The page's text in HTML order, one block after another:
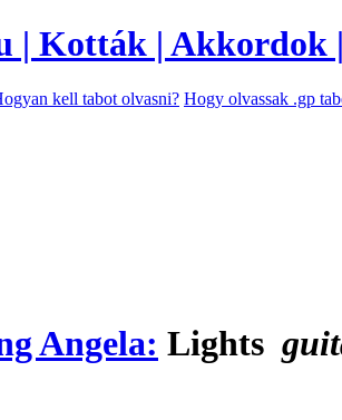
kell tabot olvasni? Hogy olvassak .gp
Angela: Lights